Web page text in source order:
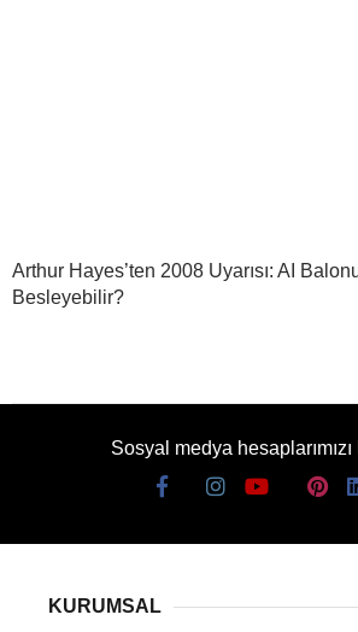
Arthur Hayes’ten 2008 Uyarısı: AI
Besleyebilir?
Sosyal medya
KURUMSAL